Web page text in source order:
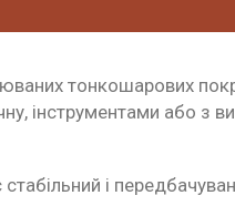
тонкошарових
інструментами або з
і